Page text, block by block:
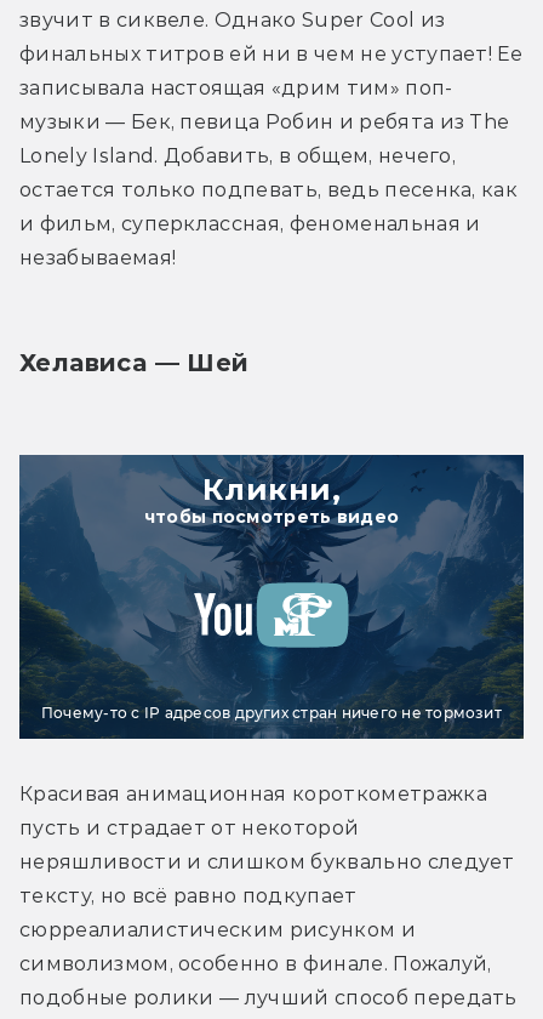
звучит в сиквеле. Однако Super Cool из
финальных титров ей ни в чем не уступает! Ее
записывала настоящая «дрим тим» поп-
музыки — Бек, певица Робин и ребята из The
Lonely Island. Добавить, в общем, нечего,
остается только подпевать, ведь песенка, как
и фильм, суперклассная, феноменальная и
незабываемая!
Хелависа — Шей
Кликни,
чтобы посмотреть видео
Почему-то с IP адресов других стран ничего не тормозит
Красивая анимационная короткометражка
пусть и страдает от некоторой
неряшливости и слишком буквально следует
тексту, но всё равно подкупает
сюрреалиалистическим рисунком и
символизмом, особенно в финале. Пожалуй,
подобные ролики — лучший способ передать